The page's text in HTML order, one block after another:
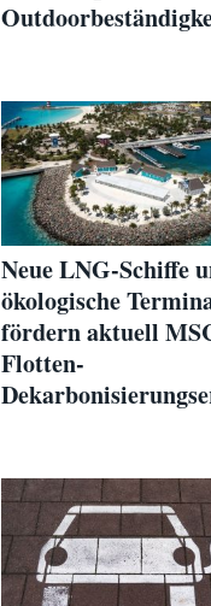
Neue LNG-Schiffe
ökologische
fördern aktuell
Flotten-